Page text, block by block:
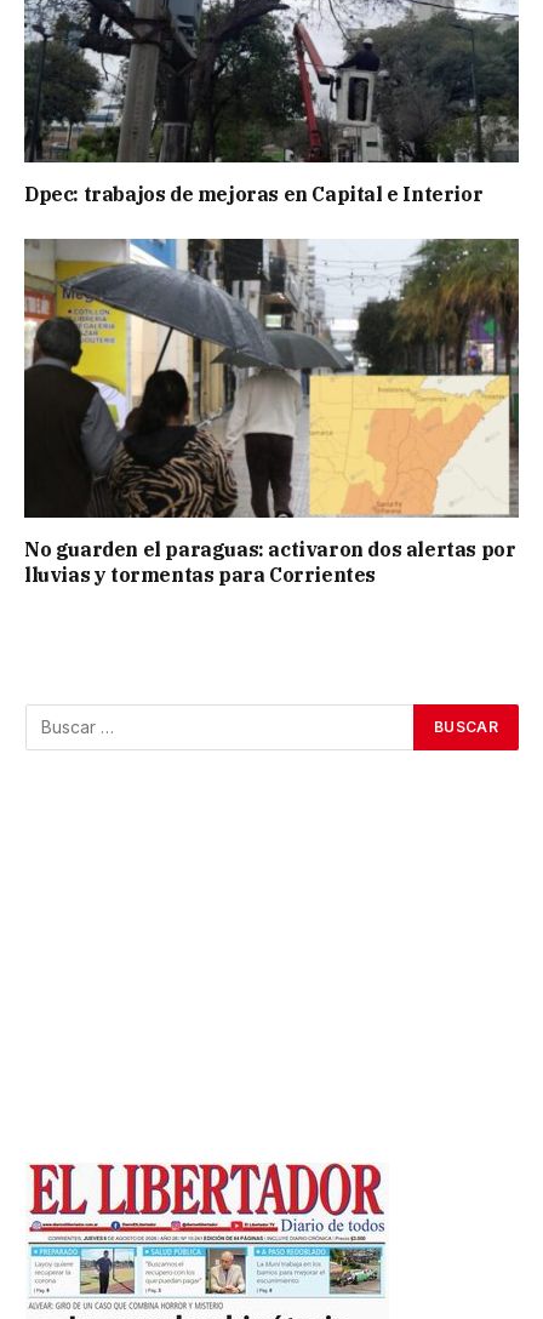
Dpec: trabajos de mejoras en Capital e Interior
No guarden el paraguas: activaron dos alertas por
lluvias y tormentas para Corrientes